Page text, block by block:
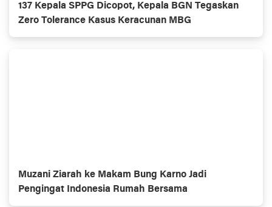
137 Kepala SPPG Dicopot, Kepala BGN Tegaskan
Zero Tolerance Kasus Keracunan MBG
Muzani Ziarah ke Makam Bung Karno Jadi
Pengingat Indonesia Rumah Bersama